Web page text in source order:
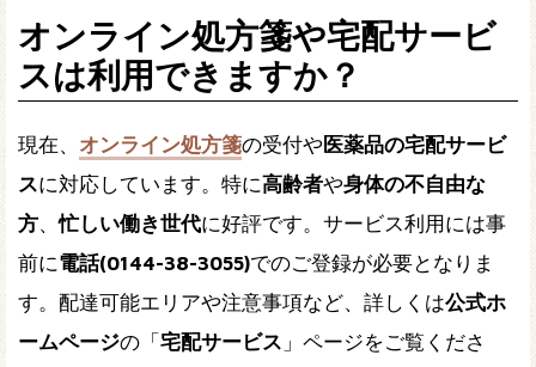
オンライン処方箋や宅配サービ
スは利用できますか？
現在、 オンライン処方箋の受付や医薬品の宅配サービ
スに対応しています。特に高齢者や身体の不自由な
方、忙しい働き世代に好評です。サービス利用には事
前に電話(0144-38-3055)でのご登録が必要となりま
す。配達可能エリアや注意事項など、詳しくは公式ホ
ームページの「宅配サービス 」ページをご覧くださ